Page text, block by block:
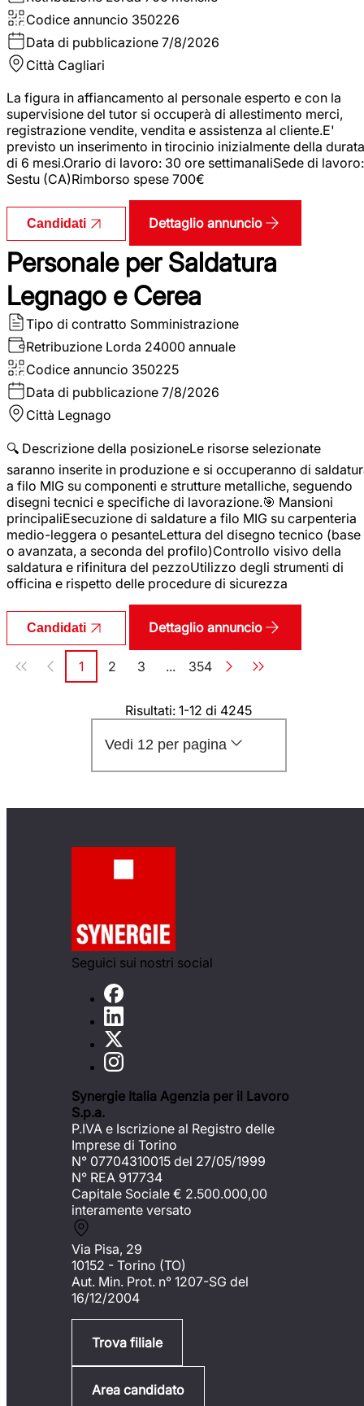
Codice annuncio 350226
Data di pubblicazione 7/8/2026
Città Cagliari
La figura in affiancamento al personale esperto e con la
supervisione del tutor si occuperà di allestimento merci,
registrazione vendite, vendita e assistenza al cliente.E'
previsto un inserimento in tirocinio inizialmente della durata
di 6 mesi.Orario di lavoro: 30 ore settimanaliSede di lavoro:
Sestu (CA)Rimborso spese 700€
Candidati Dettaglio annuncio
Personale per Saldatura
Legnago e Cerea
Tipo di contratto Somministrazione
Retribuzione Lorda 24000 annuale
Codice annuncio 350225
Data di pubblicazione 7/8/2026
Città Legnago
🔍 Descrizione della posizioneLe risorse selezionate
saranno inserite in produzione e si occuperanno di
a filo MIG su componenti e strutture metalliche, seguendo
disegni tecnici e specifiche di lavorazione.🎯 Mansioni
principaliEsecuzione di saldature a filo MIG su carpenteria
medio-leggera o pesanteLettura del disegno tecnico (base
o avanzata, a seconda del profilo)Controllo visivo della
saldatura e rifinitura del pezzoUtilizzo degli strumenti di
officina e rispetto delle procedure di sicurezza
Candidati Dettaglio annuncio
Paginazione
Pagina
1 Pagina
2 Pagina
3 ... Pagina
354
Risultati: 1-12 di 4245
Vedi 12 per pagina
Seguici sui nostri social
Synergie Italia Agenzia per il Lavoro
S.p.a.
P.IVA e Iscrizione al Registro delle
Imprese di Torino
N° 07704310015 del 27/05/1999
N° REA 917734
Capitale Sociale € 2.500.000,00
interamente versato
Via Pisa, 29
10152 - Torino (TO)
Aut. Min. Prot. n° 1207-SG del
16/12/2004
Trova filiale
Area candidato